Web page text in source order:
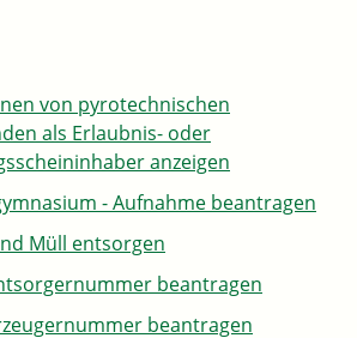
von pyrotechnischen
als Erlaubnis- oder
anzeigen
- Aufnahme beantragen
Müll entsorgen
beantragen
beantragen